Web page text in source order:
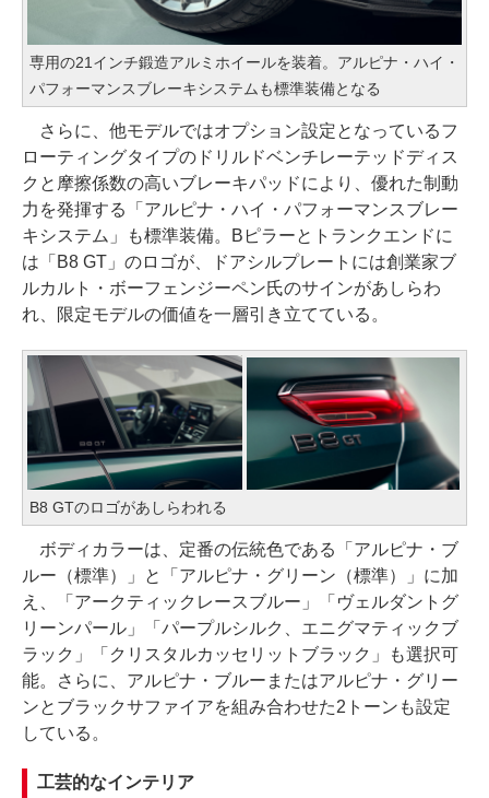
専用の21インチ鍛造アルミホイールを装着。アルピナ・ハイ・
パフォーマンスブレーキシステムも標準装備となる
さらに、他モデルではオプション設定となっているフ
ローティングタイプのドリルドベンチレーテッドディス
クと摩擦係数の高いブレーキパッドにより、優れた制動
力を発揮する「アルピナ・ハイ・パフォーマンスブレー
キシステム」も標準装備。Bピラーとトランクエンドに
は「B8 GT」のロゴが、ドアシルプレートには創業家ブ
ルカルト・ボーフェンジーペン氏のサインがあしらわ
れ、限定モデルの価値を一層引き立てている。
B8 GTのロゴがあしらわれる
ボディカラーは、定番の伝統色である「アルピナ・ブ
ルー（標準）」と「アルピナ・グリーン（標準）」に加
え、「アークティックレースブルー」「ヴェルダントグ
リーンパール」「パープルシルク、エニグマティックブ
ラック」「クリスタルカッセリットブラック」も選択可
能。さらに、アルピナ・ブルーまたはアルピナ・グリー
ンとブラックサファイアを組み合わせた2トーンも設定
している。
工芸的なインテリア